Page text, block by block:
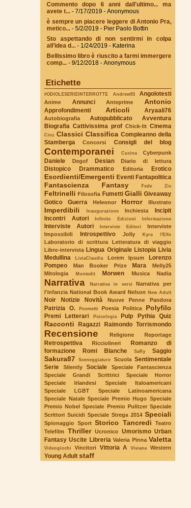
Commento dopo 6 anni dall'ultimo... ma
avete t... - 7/17/2019 - Anonymous
è sempre un piacere leggere di Antonio Pra,
metico... - 5/2/2019 - Pier Paolo Bottin
Sto aspettando di non sentirmi in colpa
all’idea d... - 1/24/2019 - Katerina
Bellissimo libro è riuscito a farmi immergere
comp... - 9/12/2018 - Anonymous
Etichette
#ODIOLESERIEINTERROTTE Andrew93 Angolotesti
Anime Annunci Anteprime Antonio
Approfondimenti Articoli Aryaali76
Autobiografia Autopubblicato
Avventura
Biografia Cattivissima prof Chick-lit Cinema
Cinz Classici Classifica Compleanno della
Stamberga
Concorsi Consigli del blog
Contemporanei Cucina Cyberpunk
Daniele Degof Desian Diario di lettura
Distopico Drammatico Editoria Erotico
Esordienti/Emergenti Eventi Fantapolitica
Fantascienza Fantasy Fede Zic
Feltrinelli Filosofia Fumetti Gialli Giveaway
Gotico
Guerra Heleonor Horror Illustrato
Imperdibili Inaugurazione Inchiesta
Incipit
Incontri Autori
Infinito Edizioni Informazione
Interviste Autori Interviste Editori
Interviste
Impossibili
Introspettivo Jolly Kyra l'Elfo
Laboratorio di scrittura
Letteratura di viaggio
Libro-intervista Lingua Originale Listopia Livia
Medullina
LiviaClaudia Lorem Ipsum
Lorenzo
Pompeo
Man Booker Prize Mara
Melly25
Mitologia
Montedit Morwen Musica Nadia
Narrativa Narrativa in versi
Narrativa per
l'infanzia National Book Award Nelson New Adult
Noir Notizie Novità Nuove Penne Pandora
Patrizia O. Poemetti Poesia Politica Polyfilo
Premi Letterari Psicologia Pulp Pythia Quiz
Racconti Ragazzi Raimondo Torrismondo
Recensione Religione Reportage
Retrospettiva Ricciolineri
Romanzo di
formazione
Romi Blanche SaRy Saggio
Sakura87 Sceneggiature Scuola Sentimentale
Serie
Silently Sociale
Speciale Fantascienza
Speciale Grandi Scrittrici
Speciale Horror
Speciale Irlandesi
Speciale Italoamericani
Speciale LGBT
Speciale Latinoamericana
Speciale Natale Speciale Premio Hugo Speciale
Premio Nobel Speciale Premio Pulitzer Speciale
Scrittori Suicidi Speciale Strega 2014 Speciali
Spionaggio Sport Storico Tancredi
Teatro
Telefilm
Thriller Ucronico Umorismo Urban
Fantasy Uscite Libreria Valeria Pinna Valetta
Videogiochi Vincitori Vittoria A Viviana Western
Young Adult staff